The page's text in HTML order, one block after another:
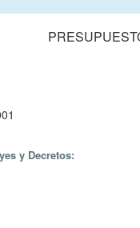
y Decretos: